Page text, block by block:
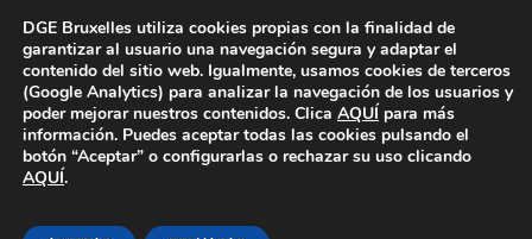
Área Privada
Operaciones básicas de control
sanitario de animales
DGE Bruxelles utiliza cookies propias con la finalidad de
garantizar al usuario una navegación segura y adaptar el
contenido del sitio web. Igualmente, usamos cookies de terceros
(Google Analytics) para analizar la navegación de los usuarios y
poder mejorar nuestros contenidos. Clica AQUÍ para más
información. Puedes aceptar todas las cookies pulsando el
botón “Aceptar” o configurarlas o rechazar su uso clicando
AQUÍ.